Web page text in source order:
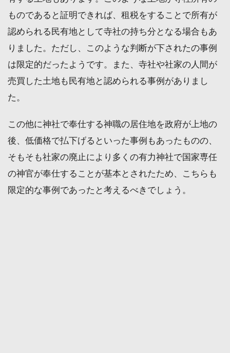
ものであると証明できれば、租税をすることで所有が
認められる民有地として寺社の持ち分となる場合もあ
りました。ただし、このような判断が下されたの事例
は限定的だったようです。また、寺社や社家の人間が
売買した土地も民有地と認められる事例がありまし
た。
この他に神社で奉仕する神職の居住地を政府が上地の
後、低価格で払下げるといった事例もあったものの、
そもそも社家の廃止により多くの有力神社で国家専任
の神官が奉仕することが基本とされたため、こちらも
限定的な事例であったと考えるべきでしょう。